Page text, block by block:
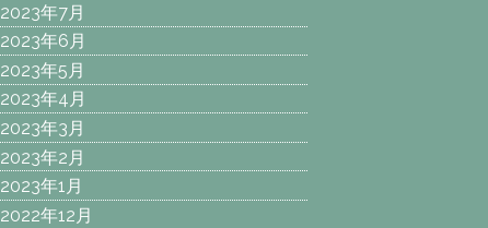
2023年7月
2023年6月
2023年5月
2023年4月
2023年3月
2023年2月
2023年1月
2022年12月